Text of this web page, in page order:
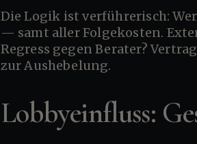
Die Logik ist verführerisch: Wer intern überlastet ist, kauft Köpfe zu. Doch die Verantwortung bleibt intern
— samt aller Folgekosten.
Regress gegen Berater?
zur Aushebelung.
Lobbyeinfluss: